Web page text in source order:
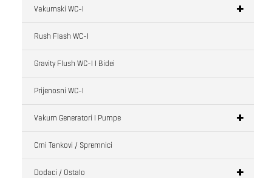
Vakumski WC-I
Rush Flash WC-I
Gravity Flush WC-I I Bidei
Prijenosni WC-I
Vakum Generatori I Pumpe
Crni Tankovi / Spremnici
Dodaci / Ostalo